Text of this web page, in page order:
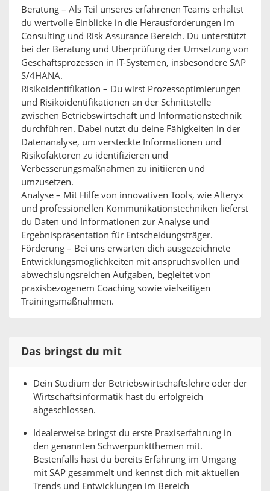
Beratung – Als Teil unseres erfahrenen Teams erhältst
du wertvolle Einblicke in die Herausforderungen im
Consulting und Risk Assurance Bereich. Du unterstützt
bei der Beratung und Überprüfung der Umsetzung von
Geschäftsprozessen in IT-Systemen, insbesondere SAP
S/4HANA.
Risikoidentifikation – Du wirst Prozessoptimierungen
und Risikoidentifikationen an der Schnittstelle
zwischen Betriebswirtschaft und Informationstechnik
durchführen. Dabei nutzt du deine Fähigkeiten in der
Datenanalyse, um versteckte Informationen und
Risikofaktoren zu identifizieren und
Verbesserungsmaßnahmen zu initiieren und
umzusetzen.
Analyse – Mit Hilfe von innovativen Tools, wie Alteryx
und professionellen Kommunikationstechniken lieferst
du Daten und Informationen zur Analyse und
Ergebnispräsentation für Entscheidungsträger.
Förderung – Bei uns erwarten dich ausgezeichnete
Entwicklungsmöglichkeiten mit anspruchsvollen und
abwechslungsreichen Aufgaben, begleitet von
praxisbezogenem Coaching sowie vielseitigen
Trainingsmaßnahmen.
Das bringst du mit
Dein Studium der Betriebswirtschaftslehre oder der
Wirtschaftsinformatik hast du erfolgreich
abgeschlossen.
Idealerweise bringst du erste Praxiserfahrung in
den genannten Schwerpunktthemen mit.
Bestenfalls hast du bereits Erfahrung im Umgang
mit SAP gesammelt und kennst dich mit aktuellen
Trends und Entwicklungen im Bereich